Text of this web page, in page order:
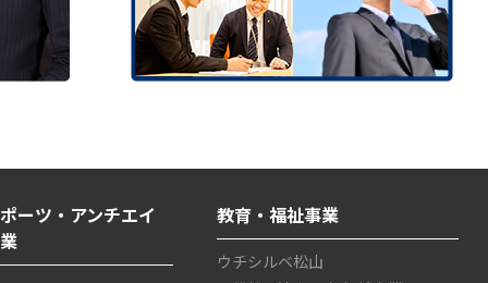
ーツ・アンチエイ
教育・福祉事業
ウチシルベ松山